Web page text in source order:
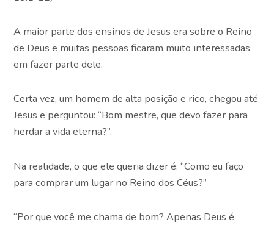
A maior parte dos ensinos de Jesus era sobre o Reino
de Deus e muitas pessoas ficaram muito interessadas
em fazer parte dele.
Certa vez, um homem de alta posição e rico, chegou até
Jesus e perguntou: “Bom mestre, que devo fazer para
herdar a vida eterna?”.
Na realidade, o que ele queria dizer é: “Como eu faço
para comprar um lugar no Reino dos Céus?”
“Por que você me chama de bom? Apenas Deus é